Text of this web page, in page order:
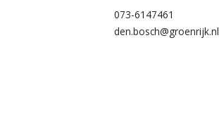
073-6147461
den.bosch@groenrijk.nl